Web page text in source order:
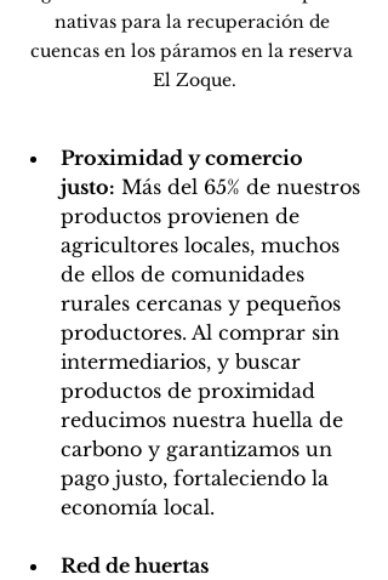
nativas para la recuperación de
cuencas en los páramos en la reserva
El Zoque.
Proximidad y comercio
justo: Más del 65% de nuestros
productos provienen de
agricultores locales, muchos
de ellos de comunidades
rurales cercanas y pequeños
productores. Al comprar sin
intermediarios, y buscar
productos de proximidad
reducimos nuestra huella de
carbono y garantizamos un
pago justo, fortaleciendo la
economía local.
Red de huertas